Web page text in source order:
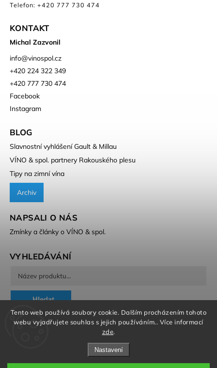
Tento web používá soubory cookie. Dalším procházením tohoto
webu vyjadřujete souhlas s jejich používáním.. Více informací
zde.
Nastavení
Telefon: +420 777 730 474
KONTAKT
Michal Zazvonil
info@vinospol.cz
+420 224 322 349
+420 777 730 474
Facebook
Instagram
BLOG
Slavnostní vyhlášení Gault & Millau
VÍNO & spol. partnery Rakouského plesu
Tipy na zimní vína
Archiv
NAPSALI O NÁS
Zmínky a články o VÍNO & spol.
VYHLEDÁVÁNÍ
Hledat